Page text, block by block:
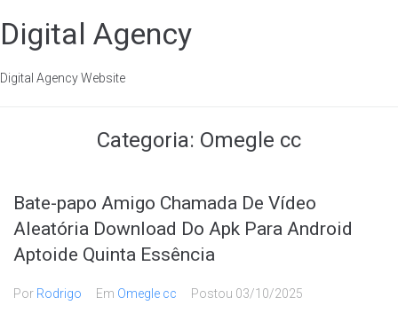
Digital Agency
Digital Agency Website
Categoria: Omegle cc
Bate-papo Amigo Chamada De Vídeo
Aleatória Download Do Apk Para Android
Aptoide Quinta Essência
Por Rodrigo Em Omegle cc Postou 03/10/2025